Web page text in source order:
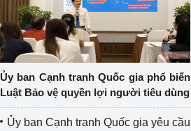
Ủy ban Cạnh tranh Quốc gia phổ biến
Luật Bảo vệ quyền lợi người tiêu dùng
Ủy ban Cạnh tranh Quốc gia yêu cầu